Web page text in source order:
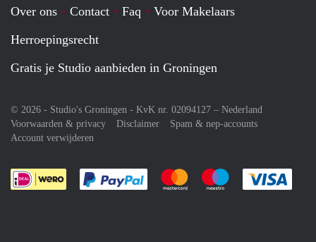
Over ons Contact Faq
Voor Makelaars
Herroepingsrecht
Gratis je Studio aanbieden in Groningen
© 2026 - Studio's Groningen - KvK nr. 02094127 – Nederland
Voorwaarden & privacy
Disclaimer
Spam & nep-accounts
Account verwijderen
Je rekent gemakkelijk af met Paypal
Je rekent gemakkelijk af met
Je rekent